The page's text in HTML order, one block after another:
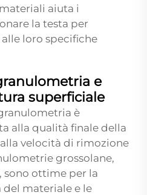
aiuta i
la testa per
loro specifiche
e
superficiale
è
alla qualità finale della
velocità di rimozione
grossolane,
sono ottime per la
del materiale e le